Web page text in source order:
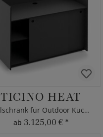
TICINO HEAT
Grillschrank für Outdoor Küchen
ab 3.125,00 € *